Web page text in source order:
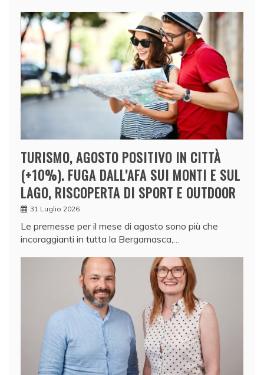
TURISMO, AGOSTO POSITIVO IN CITTÀ
(+10%). FUGA DALL’AFA SUI MONTI E SUL
LAGO, RISCOPERTA DI SPORT E OUTDOOR
31 Luglio 2026
Le premesse per il mese di agosto sono più che
incoraggianti in tutta la Bergamasca,…